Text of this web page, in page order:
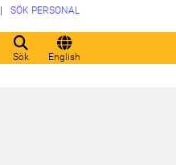
Sök English
SÖK PERSONAL